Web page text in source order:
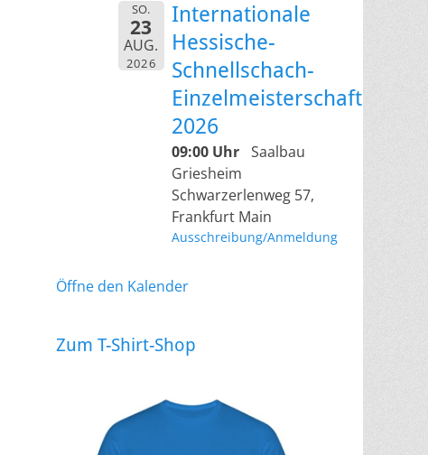
SO.
23
AUG.
2026
Internationale
Hessische-
Schnellschach-
Einzelmeisterschaft
2026
09:00 Uhr Saalbau
Griesheim
Schwarzerlenweg 57,
Frankfurt Main
Ausschreibung/Anmeldung
Öffne den Kalender
Zum T-Shirt-Shop